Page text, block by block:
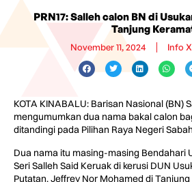
PRN17: Salleh calon BN di
Tanjung
November 11, 2024 Info
KOTA KINABALU: Barisan Nasional (BN)
mengumumkan dua nama bakal calon
ditandingi pada Pilihan Raya Negeri
Dua nama itu masing-masing Bendahari
Seri Salleh Said Keruak di kerusi DUN
Putatan, Jeffrey Nor Mohamed di